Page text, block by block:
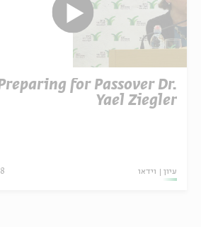
for Passover Dr.
Yael Ziegler
עיון וידאו